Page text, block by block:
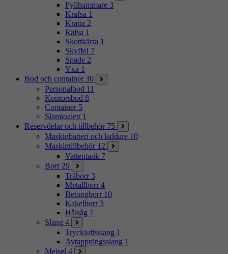
Fyllhammare 3
Krafsa 1
Kratta 2
Räfsa 1
Skottkärra 1
Skyffel 7
Spade 2
Yxa 1
Bod och container 30
Personalbod 11
Kontorsbod 8
Container 5
Slamtoalett 1
Reservdelar och tillbehör 75
Maskinbatteri och laddare 10
Maskintillbehör 12
Vattentank 7
Borr 29
Träborr 3
Metallborr 4
Betongborr 10
Kakelborr 3
Hålsåg 7
Slang 4
Tryckluftsslang 1
Avtappningsslang 1
Mejsel 4